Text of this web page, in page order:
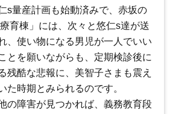
s量産計画も始動済みで、赤坂の
育棟」には、次々と悠仁s達が送
、使い物になる男児が一人でいい
とを願いながらも、定期検診後に
残酷な悲報に、美智子さまも震え
た時期とみられるのです。
の障害が見つかれば、義務教育段